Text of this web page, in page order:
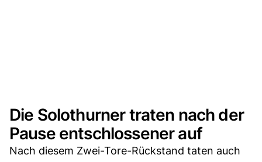
Die Solothurner traten nach der
Pause entschlossener auf
Nach diesem Zwei-Tore-Rückstand taten auch